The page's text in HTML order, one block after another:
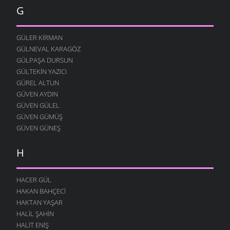
12 AĞUSTOS 2004
FESTIVAL
12 AĞUSTOS 2004
MERAKLI MELAHAT
12 AĞUSTOS 2004
HALK EĞITIMI
12 AĞUSTOS 2004
HASTAHANEDE DURUM
GIDIYORUZ
ÖZÜRLÜ YAŞAMAK
12 AĞUSTOS 2004
O YANA BU YANA
12 AĞUSTOS 2004
G
GÜLER KIRMAN
GÜLNEVAL KARAGÖZ
GÜLPAŞA DURSUN
GÜLTEKIN YAZICI
GÜREL ALTUN
GÜVEN AYDIN
GÜVEN GÜLEL
GÜVEN GÜMÜŞ
GÜVEN GÜNEŞ
H
HACER GÜL
HAKAN BAHÇECI
HAKTAN YAŞAR
HALIL ŞAHIN
HALIT ENIŞ